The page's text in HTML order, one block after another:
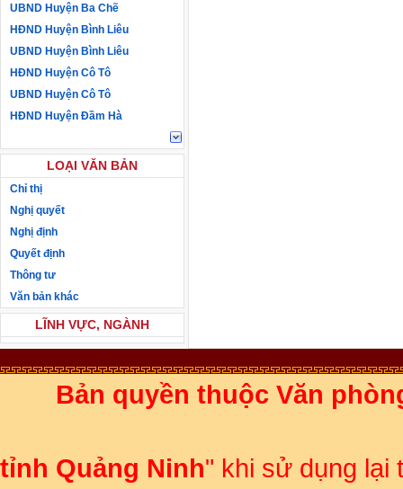
UBND Huyện Ba Chẽ
HĐND Huyện Bình Liêu
UBND Huyện Bình Liêu
HĐND Huyện Cô Tô
UBND Huyện Cô Tô
HĐND Huyện Đầm Hà
LOẠI VĂN BẢN
Chỉ thị
Nghị quyết
Nghị định
Quyết định
Thông tư
Văn bản khác
LĨNH VỰC, NGÀNH
Bản quyền thuộc Văn
tỉnh Quảng Ninh" khi sử dụng lại